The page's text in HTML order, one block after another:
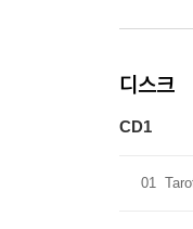
디스크
CD1
01